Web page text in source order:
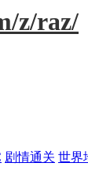
z/raz/
剧情通关 世界